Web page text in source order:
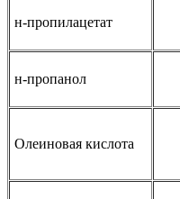
н-пропилацетат
н-пропанол
Олеиновая кислота